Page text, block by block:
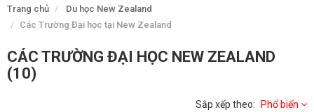
Trang chủ
Du học New Zealand
Các Trường Đại học tại New Zealand
CÁC TRƯỜNG ĐẠI HỌC NEW ZEALAND
(10)
Sắp xếp theo: Phổ biến
LIÊN HỆ